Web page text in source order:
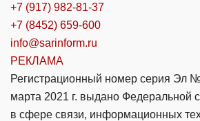
+7 (917) 982-81-37
+7 (8452) 659-600
info@sarinform.ru
РЕКЛАМА
Регистрационный номер серия Эл
марта 2021 г. выдано Федеральной
в сфере связи, информационных